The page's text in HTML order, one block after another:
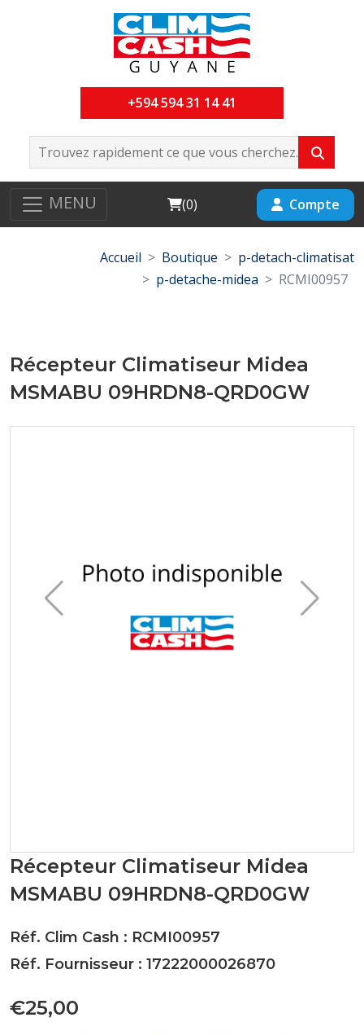
+594 594 31 14 41
MENU Cart
(0) Compte
Accueil Boutique
p-detach-climatisat
p-detache-midea
RCMI00957
Récepteur Climatiseur Midea
MSMABU 09HRDN8-QRD0GW
Récepteur Climatiseur Midea
MSMABU 09HRDN8-QRD0GW
Réf. Clim Cash : RCMI00957
Réf. Fournisseur : 17222000026870
€25,00